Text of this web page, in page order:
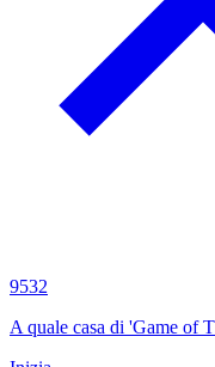
9532
A quale casa di 'Game of